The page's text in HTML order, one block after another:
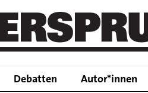
Main
Debatten Autor*innen